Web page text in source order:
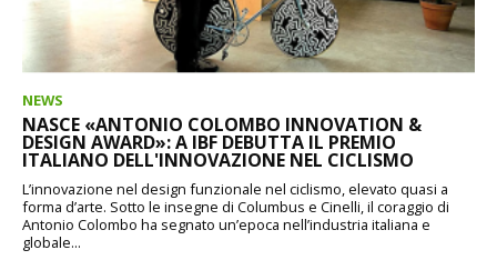
NEWS
NASCE «ANTONIO COLOMBO INNOVATION &
DESIGN AWARD»: A IBF DEBUTTA IL PREMIO
ITALIANO DELL'INNOVAZIONE NEL CICLISMO
L’innovazione nel design funzionale nel ciclismo, elevato quasi a
forma d’arte. Sotto le insegne di Columbus e Cinelli, il coraggio di
Antonio Colombo ha segnato un’epoca nell’industria italiana e
globale...